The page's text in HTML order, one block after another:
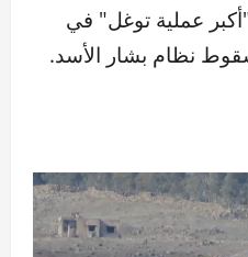
عملية توغل" في
نظام بشار الأسد.